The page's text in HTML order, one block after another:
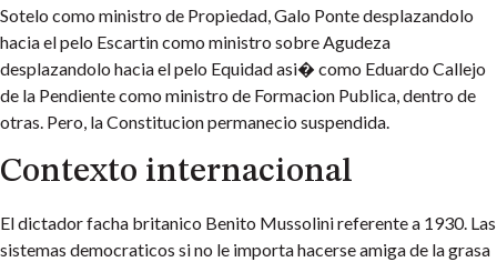
Sotelo como ministro de Propiedad, Galo Ponte desplazandolo
hacia el pelo Escartin como ministro sobre Agudeza
desplazandolo hacia el pelo Equidad asi� como Eduardo Callejo
de la Pendiente como ministro de Formacion Publica, dentro de
otras. Pero, la Constitucion permanecio suspendida.
Contexto internacional
El dictador facha britanico Benito Mussolini referente a 1930. Las
sistemas democraticos si no le importa hacerse amiga de la grasa